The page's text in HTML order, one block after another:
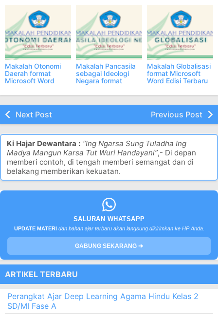
Edisi Terbaru
Makalah Otonomi
Daerah format
Microsoft Word
Makalah Pancasila
sebagai Ideologi
Negara format
Edisi Terbaru
Makalah Globalisasi
format Microsoft
Word Edisi Terbaru
Next Post Previous Post
Ki Hajar Dewantara : “Ing Ngarsa Sung Tuladha Ing
Madya Mangun Karsa Tut Wuri Handayani”,- Di depan
memberi contoh, di tengah memberi semangat dan di
belakang memberikan kekuatan.
SALURAN WHATSAPP
UPDATE MATERI dan bahan ajar terbaru akan langsung dikirimkan ke HP Anda.
GABUNG SEKARANG ➔
ARTIKEL TERBARU
Perangkat Ajar Deep Learning Agama Hindu Kelas 2
SD/MI Fase A